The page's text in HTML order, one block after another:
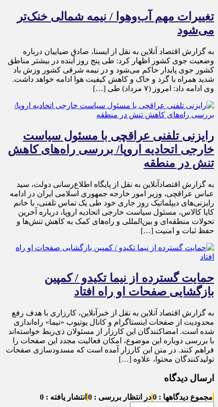
تغییرات مهم آب‌وهوا / نیمه شمالی خنک‌تر
می‌شود
به گزارش اقتصاد آنلاین به نقل از ایسنا، صادق ضیاییان درباره
وضعیت جوی کشور اظهار کرد: طی پنج روز آینده در بیشتر مناطق
کشور جوی پایدار حاکم می‌شود و در نیمه شرقی کشور وزش باد
شدید همراه با گرد و خاک و کاهش کیفیت هوا ادامه خواهد داشت.
وی ادامه داد: امروز (۷ مرداد) طی […]
رایزنی تلفنی عراقچی با مسئول سیاست
خارجی اتحادیه اروپا/ بررسی راه‌های کاهش
تنش در منطقه
به گزارش اقتصادآنلاین به نقل از پایگاه اطلاع‌رسانی دولت، سید
عباس عراقچی، وزیر امور خارجه جمهوری اسلامی ایران در ادامه
رایزنی‌های دیپلماتیک روز جاری خود طی یک تماس تلفنی، با خانم
کایا کالاس، مسئول سیاست خارجی اتحادیه اروپا، درباره آخرین
تحولات منطقه‌ای و بین‌المللی و راه‌های کمک به کاهش تنش‌ها و
حفظ ثبات و امنیت […]
حمایت گسترده از نیما تکیدو / کمپین
بازگشایی صفحات او راه افتاد
به گزارش اقتصاد آنلاین به نقل از خبرآنلاین، کارزاری با هدف رفع
محدودیت از صفحات اینستاگرام و کانال یوتیوب «نیما» راه‌اندازی
شده است. امضاکنندگان این کارزار از مسئولان ذی‌ربط خواسته‌اند
با بررسی دوباره این موضوع، امکان فعالیت مجدد این صفحات را
فراهم کنند. در متن این کارزار آمده است که مسدودسازی صفحات
تولیدکنندگان محتوا، علاوه […]
ارسال دیدگاه
مجموع دیدگاهها : 0 در انتظار بررسی : 0 انتشار یافته : 0